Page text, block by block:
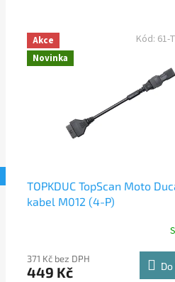
n
p
V
p
Akce
Novinka
TOPKDUC TopScan Moto
kabel M012 (4-P)
371 Kč bez DPH
449 Kč
Kód: 61-